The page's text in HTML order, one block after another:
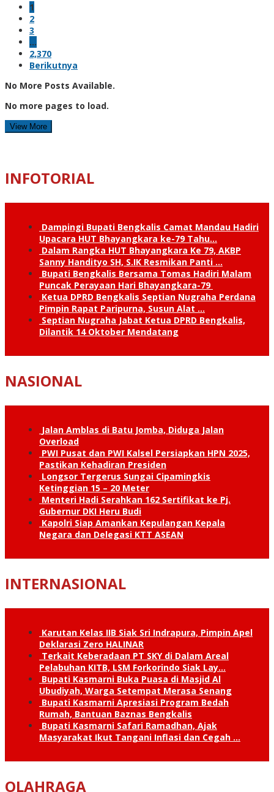
1
2
3
…
2,370
Berikutnya
No More Posts Available.
No more pages to load.
View More
INFOTORIAL
Dampingi Bupati Bengkalis Camat Mandau Hadiri
Upacara HUT Bhayangkara ke-79 Tahu…
Dalam Rangka HUT Bhayangkara Ke 79, AKBP
Sanny Handityo SH, S.IK Resmikan Panti …
Bupati Bengkalis Bersama Tomas Hadiri Malam
Puncak Perayaan Hari Bhayangkara-79
Ketua DPRD Bengkalis Septian Nugraha Perdana
Pimpin Rapat Paripurna, Susun Alat …
Septian Nugraha Jabat Ketua DPRD Bengkalis,
Dilantik 14 Oktober Mendatang
NASIONAL
Jalan Amblas di Batu Jomba, Diduga Jalan
Overload
PWI Pusat dan PWI Kalsel Persiapkan HPN 2025,
Pastikan Kehadiran Presiden
Longsor Tergerus Sungai Cipamingkis
Ketinggian 15 – 20 Meter
Menteri Hadi Serahkan 162 Sertifikat ke Pj.
Gubernur DKI Heru Budi
Kapolri Siap Amankan Kepulangan Kepala
Negara dan Delegasi KTT ASEAN
INTERNASIONAL
Karutan Kelas IIB Siak Sri Indrapura, Pimpin Apel
Deklarasi Zero HALINAR
Terkait Keberadaan PT SKY di Dalam Areal
Pelabuhan KITB, LSM Forkorindo Siak Lay…
Bupati Kasmarni Buka Puasa di Masjid Al
Ubudiyah, Warga Setempat Merasa Senang
Bupati Kasmarni Apresiasi Program Bedah
Rumah, Bantuan Baznas Bengkalis
Bupati Kasmarni Safari Ramadhan, Ajak
Masyarakat Ikut Tangani Inflasi dan Cegah …
OLAHRAGA